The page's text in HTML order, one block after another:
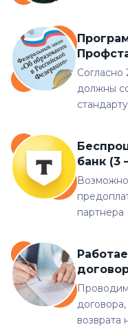
должны
стандарту
банк (3
партнера
возврата